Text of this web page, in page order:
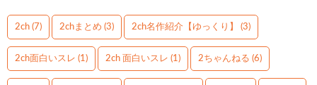
2ch (7) 2chまとめ (3) 2ch名作紹介【ゆっくり】 (3)
2ch面白いスレ (1) 2ch 面白いスレ (1) 2ちゃんねる (6)